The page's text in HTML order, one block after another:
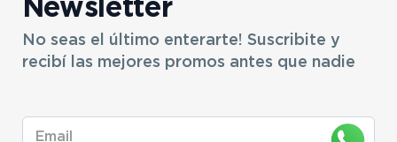
Newsletter
No seas el último enterarte! Suscribite y
recibí las mejores promos antes que nadie